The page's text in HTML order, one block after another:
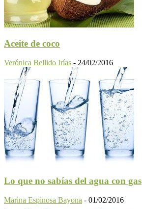
Aceite de coco
Verónica Bellido Irías - 24/02/2016
Lo que no sabías del agua con gas
Marina Espinosa Bayona - 01/02/2016